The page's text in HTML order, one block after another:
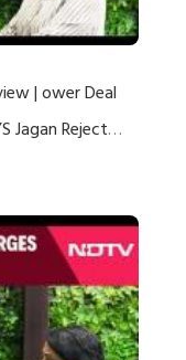
| ower Deal
Jagan Rejects